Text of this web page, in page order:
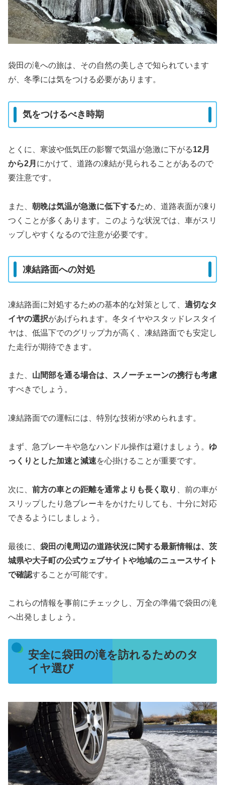
袋田の滝への旅は、その自然の美しさで知られています
が、冬季には気をつける必要があります。
気をつけるべき時期
とくに、寒波や低気圧の影響で気温が急激に下がる12月
から2月 にかけて、道路の凍結が見られることがあるので
要注意です。
また、 朝晩は気温が急激に低下するため、道路表面が凍り
つくことが多くあります。このような状況では、車がスリ
ップしやすくなるので注意が必要です。
凍結路面への対処
凍結路面に対処するための基本的な対策として、 適切なタ
イヤの選択があげられます。冬タイヤやスタッドレスタイ
ヤは、低温下でのグリップ力が高く、凍結路面でも安定し
た走行が期待できます。
また、 山間部を通る場合は、スノーチェーンの携行も考慮
すべきでしょう。
凍結路面での運転には、特別な技術が求められます。
まず、急ブレーキや急なハンドル操作は避けましょう。 ゆ
っくりとした加速と減速を心掛けることが重要です。
次に、 前方の車との距離を通常よりも長く取り
、前の車が
スリップしたり急ブレーキをかけたりしても、十分に対応
できるようにしましょう。
最後に、 袋田の滝周辺の道路状況に関する最新情報は、茨
城県や大子町の公式ウェブサイトや地域のニュースサイト
で確認することが可能です。
これらの情報を事前にチェックし、万全の準備で袋田の滝
へ出発しましょう。
安全に袋田の滝を訪れるためのタ
イヤ選び